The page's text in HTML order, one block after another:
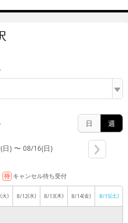
日 週
) 〜 08/16(日)
待 キャンセル待ち受付
(火) 8/12(水) 8/13(木) 8/14(金) 8/15(土)